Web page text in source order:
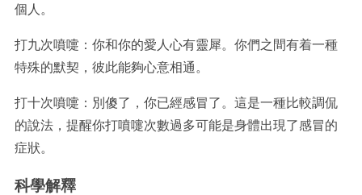
個人。
打九次噴嚏：你和你的愛人心有靈犀。你們之間有着一種
特殊的默契，彼此能夠心意相通。
打十次噴嚏：別傻了，你已經感冒了。這是一種比較調侃
的說法，提醒你打噴嚏次數過多可能是身體出現了感冒的
症狀。
科學解釋